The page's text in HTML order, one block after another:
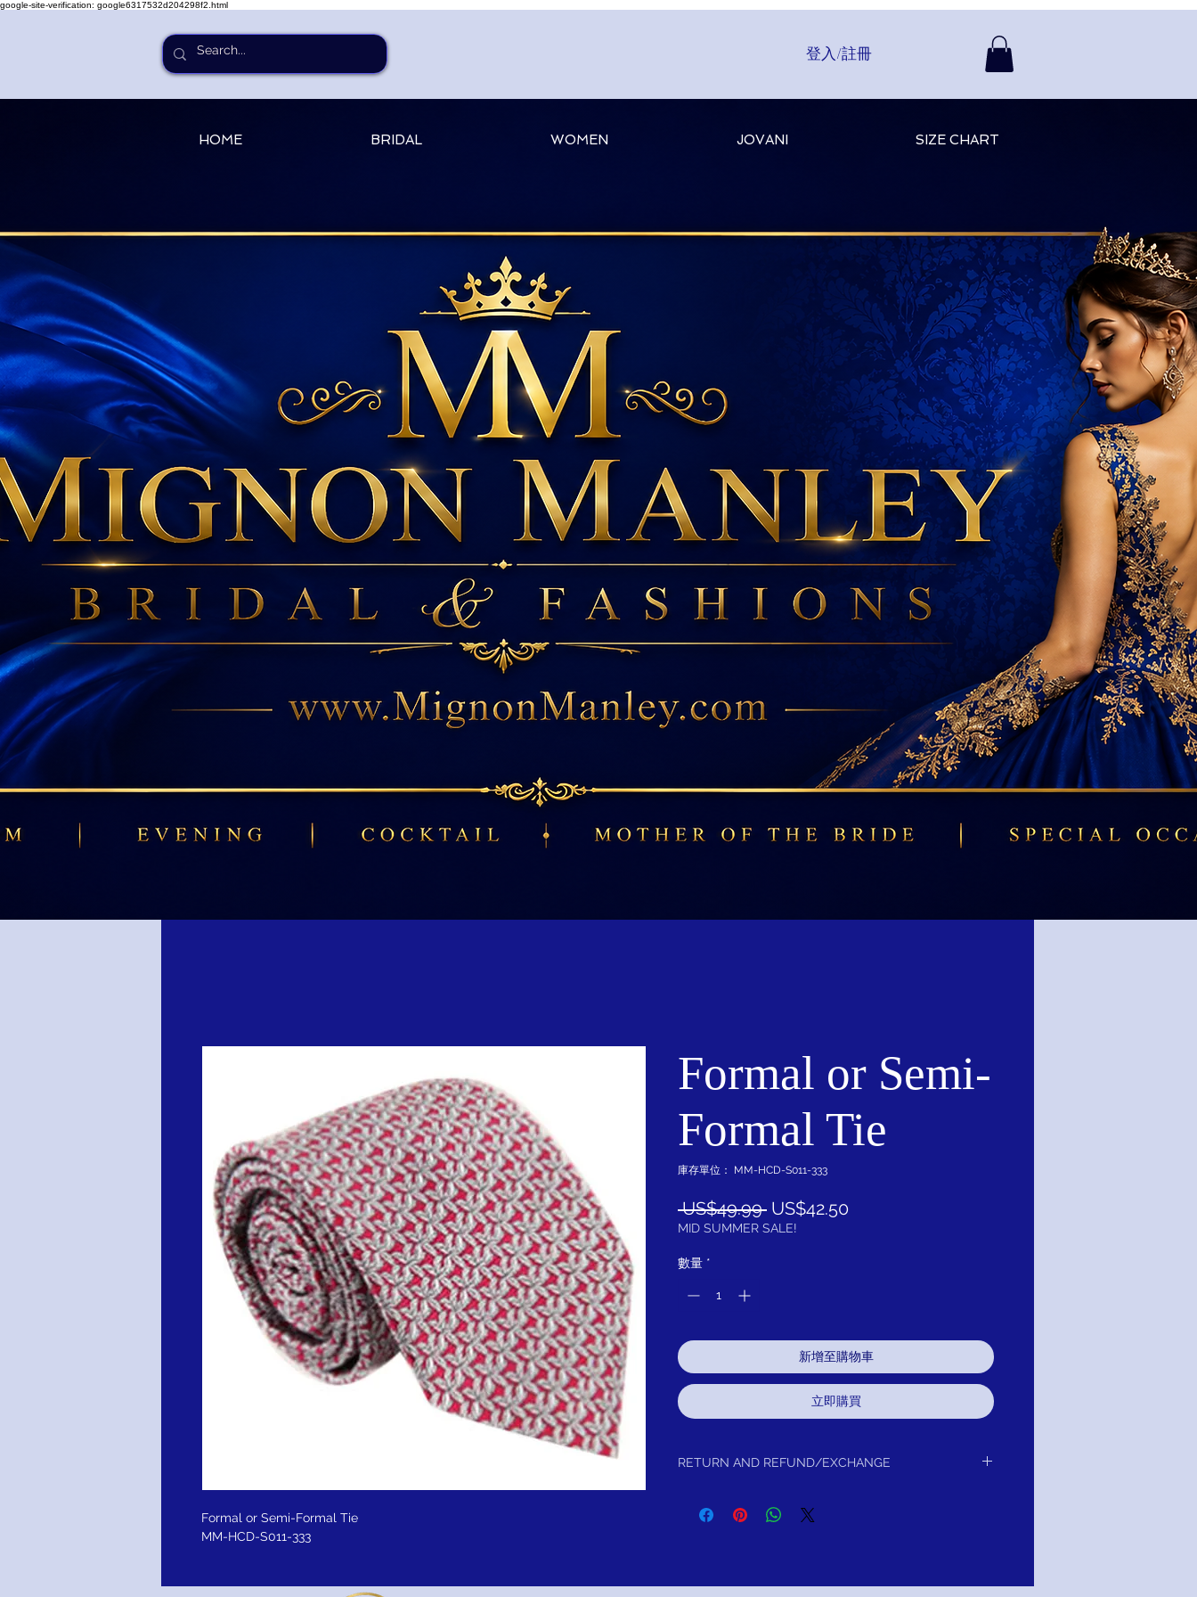
google-site-verification: google6317532d204298f2.html
登入/註冊
HOME BRIDAL WOMEN JOVANI SIZE CHART
Formal or Semi-Formal Tie
MM-HCD-S011-333
Formal or Semi-
Formal Tie
庫存單位： MM-HCD-S011-333
US$49.99 一
般
US$42.50
MID SUMMER SALE!
數量 *
新增至購物車
立即購買
RETURN AND REFUND/EXCHANGE